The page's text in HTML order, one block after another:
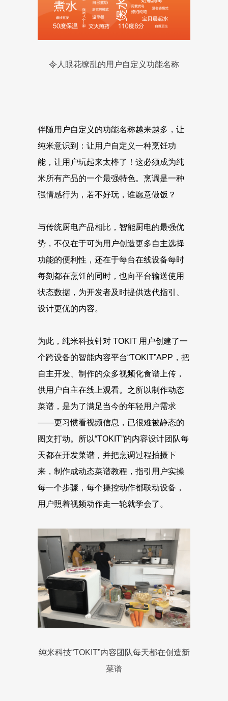
令人眼花缭乱的用户自定义功能名称
伴随用户自定义的功能名称越来越多，让
纯米意识到：让用户自定义一种烹饪功
能，让用户玩起来太棒了！这必须成为纯
米所有产品的一个最强特色。烹调是一种
强情感行为，若不好玩，谁愿意做饭？
与传统厨电产品相比，智能厨电的最强优
势，不仅在于可为用户创造更多自主选择
功能的便利性，还在于每台在线设备每时
每刻都在烹饪的同时，也向平台输送使用
状态数据，为开发者及时提供迭代指引、
设计更优的内容。
为此，纯米科技针对 TOKIT 用户创建了一
个跨设备的智能内容平台“TOKIT”APP，把
自主开发、制作的众多视频化食谱上传，
供用户自主在线上观看。之所以制作动态
菜谱，是为了满足当今的年轻用户需求
——更习惯看视频信息，已很难被静态的
图文打动。所以“TOKIT”的内容设计团队每
天都在开发菜谱，并把烹调过程拍摄下
来，制作成动态菜谱教程，指引用户实操
每一个步骤，每个操控动作都联动设备，
用户照着视频动作走一轮就学会了。
纯米科技“TOKIT”内容团队每天都在创造新
菜谱